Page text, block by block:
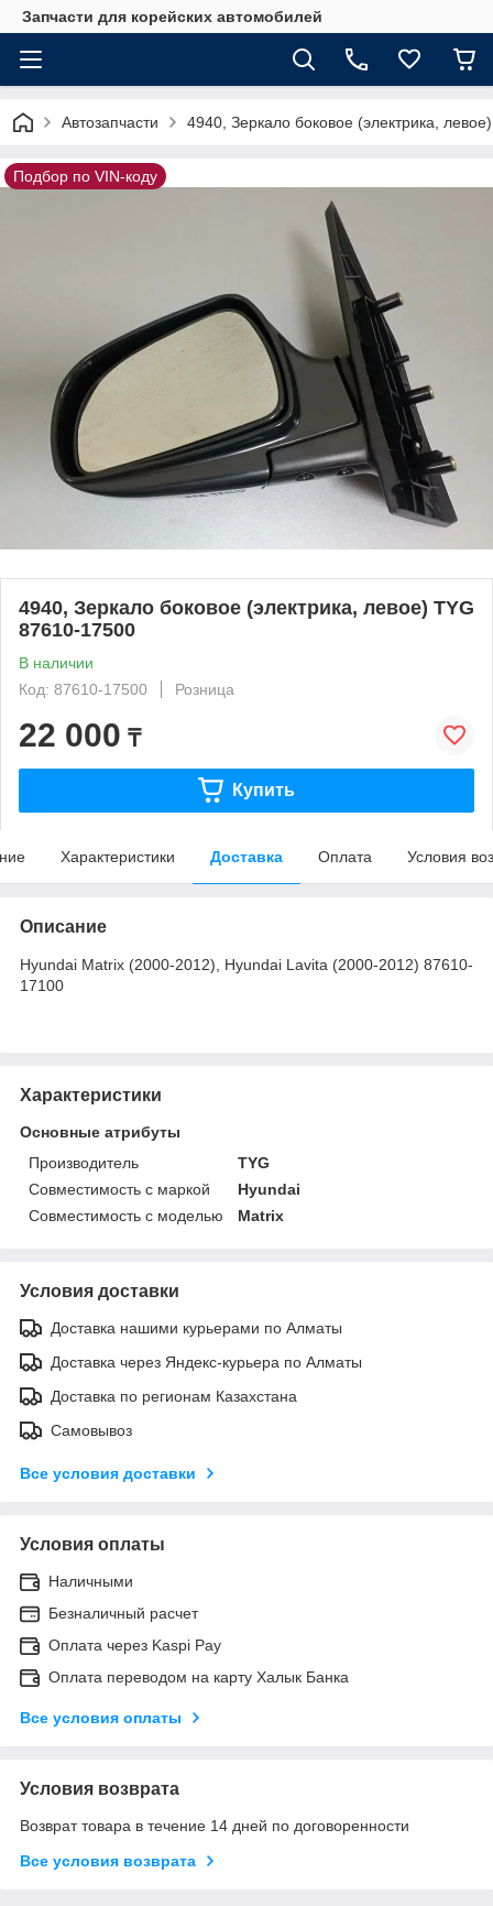
Запчасти для корейских автомобилей
Автозапчасти 4940, Зеркало боковое (электрика,
Подбор по VIN-коду
4940, Зеркало боковое (электрика, левое) TYG
87610-17500
В наличии
Код: 87610-17500
Розница
22 000 ₸
Купить
Характеристики Доставка Оплата Условия
Описание
Hyundai Matrix (2000-2012), Hyundai Lavita (2000-2012) 87610-
17100
Характеристики
Основные атрибуты
Производитель
TYG
Совместимость с маркой
Hyundai
Совместимость с моделью
Matrix
Условия доставки
Доставка нашими курьерами по Алматы
Доставка через Яндекс-курьера по Алматы
Доставка по регионам Казахстана
Самовывоз
Все условия доставки
Условия оплаты
Наличными
Безналичный расчет
Оплата через Kaspi Pay
Оплата переводом на карту Халык Банка
Все условия оплаты
Условия возврата
Возврат товара в течение 14 дней по договоренности
Все условия возврата